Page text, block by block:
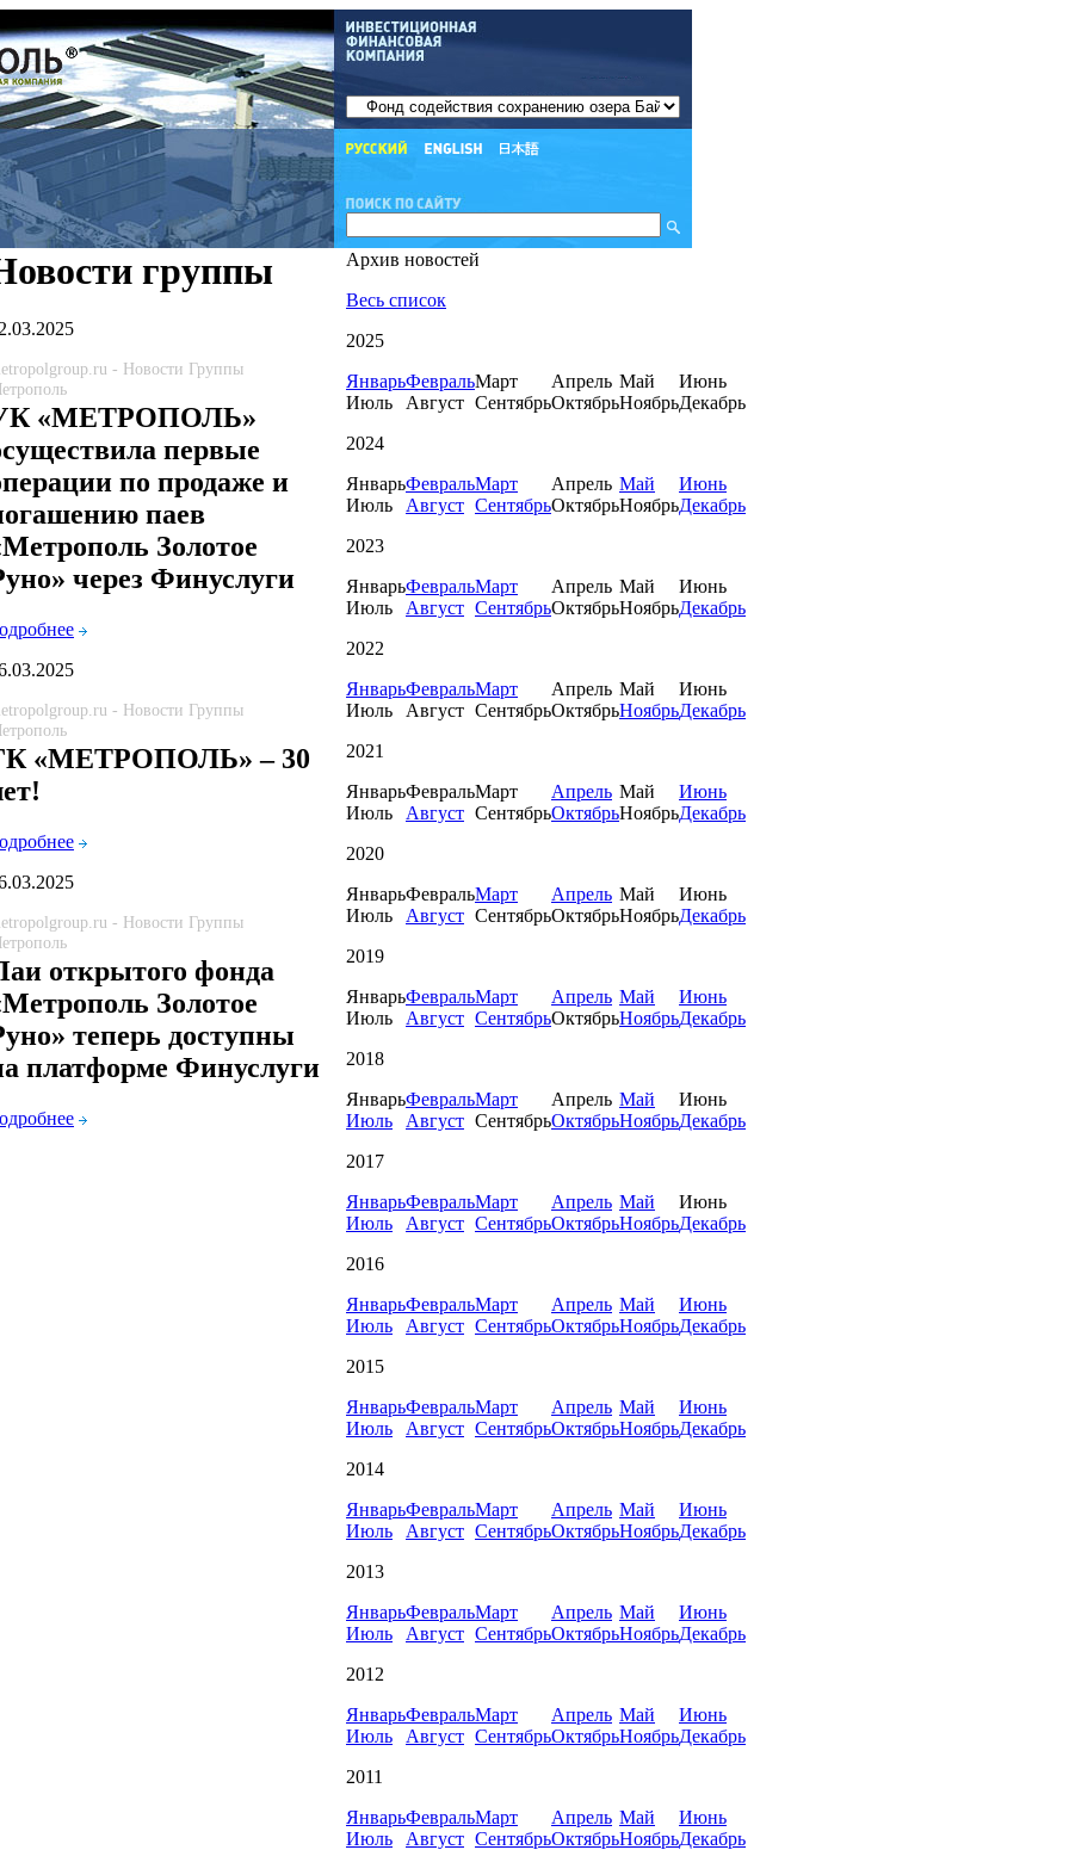
группы
- Новости Группы
«МЕТРОПОЛЬ»
первые
по продаже и
паев
Золотое
через Финуслуги
- Новости Группы
«МЕТРОПОЛЬ» – 30
- Новости Группы
открытого фонда
Золотое
теперь доступны
платформе Финуслуги
Архив новостей
Весь список
2025
ЯнварьФевральМарт Апрель Май
Июнь
Июль
Август СентябрьОктябрьНоябрьДекабрь
2024
ЯнварьФевральМарт Апрель Май
Июнь
Июль
Август СентябрьОктябрьНоябрьДекабрь
2023
ЯнварьФевральМарт Апрель Май
Июнь
Июль
Август СентябрьОктябрьНоябрьДекабрь
2022
ЯнварьФевральМарт Апрель Май
Июнь
Июль
Август СентябрьОктябрьНоябрьДекабрь
2021
ЯнварьФевральМарт Апрель Май
Июнь
Июль
Август СентябрьОктябрьНоябрьДекабрь
2020
ЯнварьФевральМарт Апрель Май
Июнь
Июль
Август СентябрьОктябрьНоябрьДекабрь
2019
ЯнварьФевральМарт Апрель Май
Июнь
Июль
Август СентябрьОктябрьНоябрьДекабрь
2018
ЯнварьФевральМарт Апрель Май
Июнь
Июль
Август СентябрьОктябрьНоябрьДекабрь
2017
ЯнварьФевральМарт Апрель Май
Июнь
Июль
Август СентябрьОктябрьНоябрьДекабрь
2016
ЯнварьФевральМарт Апрель Май
Июнь
Июль
Август СентябрьОктябрьНоябрьДекабрь
2015
ЯнварьФевральМарт Апрель Май
Июнь
Июль
Август СентябрьОктябрьНоябрьДекабрь
2014
ЯнварьФевральМарт Апрель Май
Июнь
Июль
Август СентябрьОктябрьНоябрьДекабрь
2013
ЯнварьФевральМарт Апрель Май
Июнь
Июль
Август СентябрьОктябрьНоябрьДекабрь
2012
ЯнварьФевральМарт Апрель Май
Июнь
Июль
Август СентябрьОктябрьНоябрьДекабрь
2011
ЯнварьФевральМарт Апрель Май
Июнь
Июль
Август СентябрьОктябрьНоябрьДекабрь